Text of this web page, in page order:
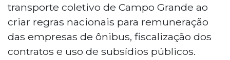
transporte coletivo de Campo Grande ao
criar regras nacionais para remuneração
das empresas de ônibus, fiscalização dos
contratos e uso de subsídios públicos.